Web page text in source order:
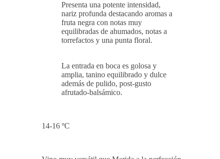
Presenta una potente intensidad,
nariz profunda destacando aromas a
fruta negra con notas muy
equilibradas de ahumados, notas a
torrefactos y una punta floral.
La entrada en boca es golosa y
amplia, tanino equilibrado y dulce